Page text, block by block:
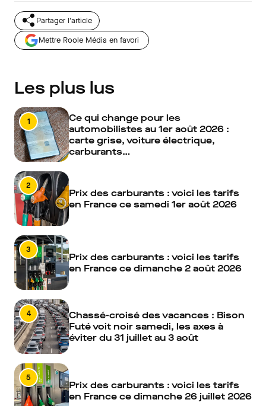
Partager l'article
Mettre Roole Média en favori
Les plus lus
1
Ce qui change pour les
automobilistes au 1er août 2026 :
carte grise, voiture électrique,
carburants…
2
Prix des carburants : voici les tarifs
en France ce samedi 1er août 2026
3
Prix des carburants : voici les tarifs
en France ce dimanche 2 août 2026
4
Chassé-croisé des vacances : Bison
Futé voit noir samedi, les axes à
éviter du 31 juillet au 3 août
5
Prix des carburants : voici les tarifs
en France ce dimanche 26 juillet 2026